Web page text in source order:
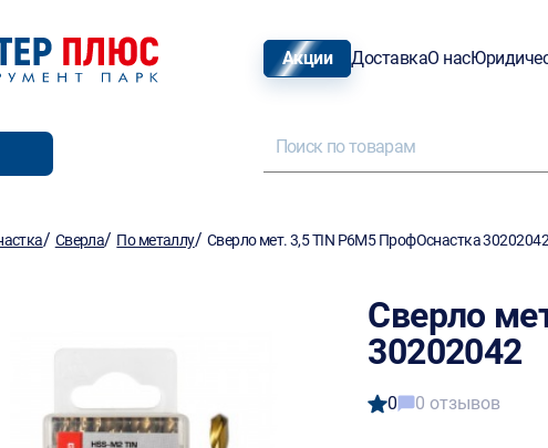
Акции ДоставкаО нас
/ Сверла/ По металлу/ Сверло мет. 3,5 TIN Р6М5 ПрофОснастка 30202042
Сверло
30202042
0 0 отзывов